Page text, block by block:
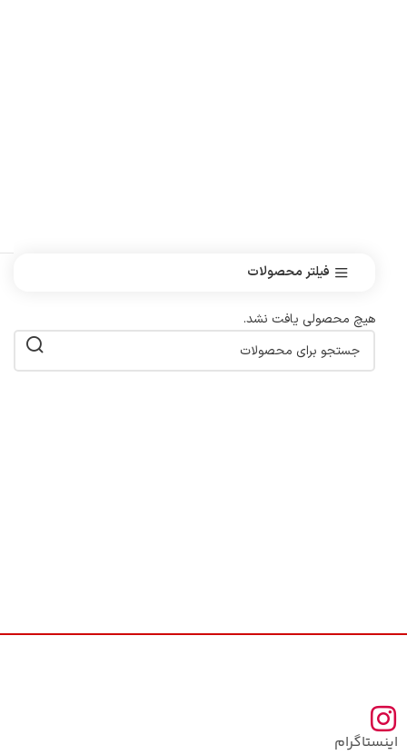
فیلتر محصولات
هیچ محصولی یافت نشد.
اینستاگرام